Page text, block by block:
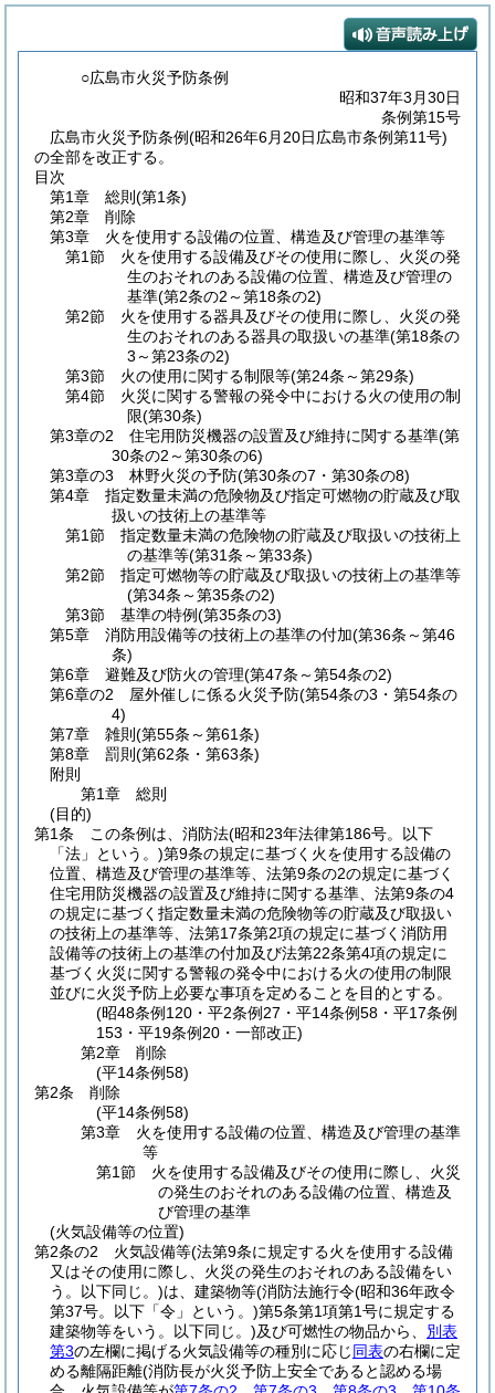
○広島市火災予防条例
昭和37年3月30日
条例第15号
広島市火災予防条例(昭和26年6月20日広島市条例第11号)
の全部を改正する。
目次
第1章
総則 (第1条)
第2章
削除
第3章
火を使用する設備の位置、構造及び管理の基準等
第1節
火を使用する設備及びその使用に際し、火災の発
生のおそれのある設備の位置、構造及び管理の
基準(第2条の2～第18条の2)
第2節
火を使用する器具及びその使用に際し、火災の発
生のおそれのある器具の取扱いの基準(第18条の
3～第23条の2)
第3節
火の使用に関する制限等(第24条～第29条)
第4節
火災に関する警報の発令中における火の使用の制
限(第30条)
第3章の2
住宅用防災機器の設置及び維持に関する基準(第
30条の2～第30条の6)
第3章の3
林野火災の予防(第30条の7・第30条の8)
第4章
指定数量未満の危険物及び指定可燃物の貯蔵及び取
扱いの技術上の基準等
第1節
指定数量未満の危険物の貯蔵及び取扱いの技術上
の基準等(第31条～第33条)
第2節
指定可燃物等の貯蔵及び取扱いの技術上の基準等
(第34条～第35条の2)
第3節
基準の特例(第35条の3)
第5章
消防用設備等の技術上の基準の付加(第36条～第46
条)
第6章
避難及び防火の管理(第47条～第54条の2)
第6章の2
屋外催しに係る火災予防(第54条の3・第54条の
4)
第7章
雑則 (第55条～第61条)
第8章
罰則 (第62条・第63条)
附則
第1章
総則
(目的)
第1条
この条例は、消防法(昭和23年法律第186号。以下
「法」という。)第9条の規定に基づく火を使用する設備の
位置、構造及び管理の基準等、法第9条の2の規定に基づく
住宅用防災機器の設置及び維持に関する基準、法第9条の4
の規定に基づく指定数量未満の危険物等の貯蔵及び取扱い
の技術上の基準等、法第17条第2項の規定に基づく消防用
設備等の技術上の基準の付加及び法第22条第4項の規定に
基づく火災に関する警報の発令中における火の使用の制限
並びに火災予防上必要な事項を定めることを目的とする。
(昭48条例120・平2条例27・平14条例58・平17条例
153・平19条例20・一部改正)
第2章
削除
(平14条例58)
第2条
削除
(平14条例58)
第3章
火を使用する設備の位置、構造及び管理の基準
等
第1節
火を使用する設備及びその使用に際し、火災
の発生のおそれのある設備の位置、構造及
び管理の基準
(火気設備等の位置)
第2条の2
火気設備等(法第9条に規定する火を使用する設備
又はその使用に際し、火災の発生のおそれのある設備をい
う。以下同じ。)は、建築物等(消防法施行令(昭和36年政令
第37号。以下「令」という。)第5条第1項第1号に規定する
建築物等をいう。以下同じ。)及び可燃性の物品から、 別表
第3の左欄に掲げる火気設備等の種別に応じ同表の右欄に定
める離隔距離(消防長が火災予防上安全であると認める場